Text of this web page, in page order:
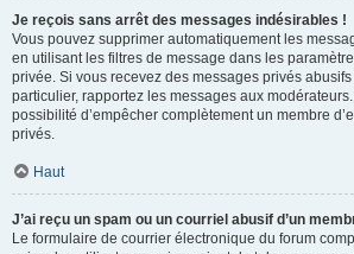
Je reçois sans arrêt des messages indésirables !
Vous pouvez supprimer automatiquement les
en utilisant les filtres de message dans les
privée. Si vous recevez des messages privés abusifs
particulier, rapportez les messages aux
possibilité d’empêcher complètement un membre
privés.
Haut
J’ai reçu un spam ou un courriel abusif d’un
Le formulaire de courrier électronique du forum